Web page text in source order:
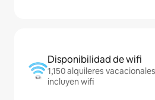
Disponibilidad de wifi
1,150 alquileres
incluyen wifi